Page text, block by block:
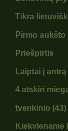
Tikra
Pirmo
Priešpirtis
Laiptai į
4 atskiri
tvenkinio (43)
Kiekviename